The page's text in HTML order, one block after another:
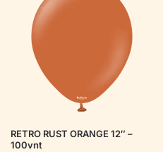
RETRO RUST ORANGE 12″ –
100vnt